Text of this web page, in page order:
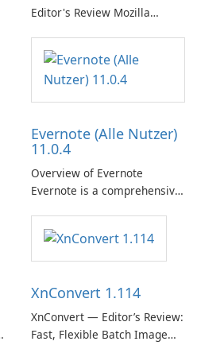
Editor's Review Mozilla
Support Release) is the long-
term support channel of the
Thunderbird desktop email
client designed for
need predictable …
Evernote (Alle Nutzer)
11.0.4
Overview of Evernote
Evernote is a comprehensive
software designed to help
users capture, organize, and
access information across
XnConvert 1.114
XnConvert — Editor’s Review:
Fast, Flexible Batch Image